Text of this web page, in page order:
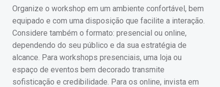
Organize o workshop em um ambiente confortável, bem
equipado e com uma disposição que facilite a interação.
Considere também o formato: presencial ou online,
dependendo do seu público e da sua estratégia de
alcance. Para workshops presenciais, uma loja ou
espaço de eventos bem decorado transmite
sofisticação e credibilidade. Para os online, invista em